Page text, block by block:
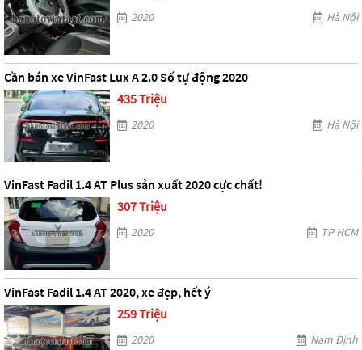
2020 Hà Nội
Cần bán xe VinFast Lux A 2.0 Số tự động 2020
435 Triệu
2020 Hà Nội
VinFast Fadil 1.4 AT Plus sản xuất 2020 cực chất!
307 Triệu
2020 TP HCM
VinFast Fadil 1.4 AT 2020, xe đẹp, hết ý
259 Triệu
2020 Nam Định